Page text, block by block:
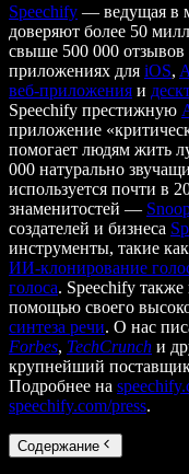
Speechify — ведущая в
доверяют более 50
свыше 500 000 отзывов
приложениях для iOS,
веб‑приложения и
Speechify престижную
приложение
помогает людям жить
000 натурально
используется почти в
знаменитостей —
создателей и бизнеса
инструменты, такие как
ИИ‑клонирование
голоса. Speechify
помощью своего
синтеза речи. О нас
Forbes, TechCrunch и
крупнейший
Подробнее на
speechify.com/press.
Содержание